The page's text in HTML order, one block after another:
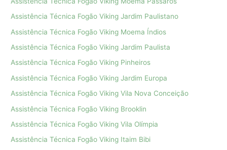
Assistência Técnica Fogão Viking Jardim Paulistano
Assistência Técnica Fogão Viking Moema Índios
Assistência Técnica Fogão Viking Jardim Paulista
Assistência Técnica Fogão Viking Pinheiros
Assistência Técnica Fogão Viking Jardim Europa
Assistência Técnica Fogão Viking Vila Nova Conceição
Assistência Técnica Fogão Viking Brooklin
Assistência Técnica Fogão Viking Vila Olímpia
Assistência Técnica Fogão Viking Itaim Bibi